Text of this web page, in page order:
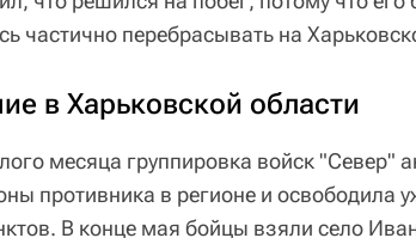
частично перебрасывать на
в Харьковской области
месяца группировка войск "Север"
противника в регионе и освободила
В конце мая бойцы взяли село